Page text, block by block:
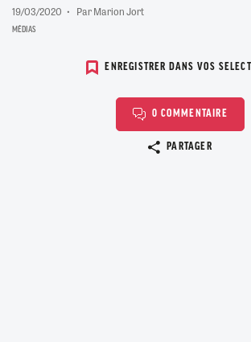
19/03/2020 Par Marion Jort
MÉDIAS
ENREGISTRER DANS VOS
0 COMMENTAIRE
PARTAGER